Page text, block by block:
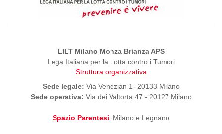
LILT Milano Monza Brianza APS
Lega Italiana per la Lotta contro i Tumori
Struttura organizzativa
Sede legale: Via Venezian 1- 20133 Milano
Sede operativa: Via dei Valtorta 47 - 20127 Milano
Spazio Parentesi: Milano e Legnano